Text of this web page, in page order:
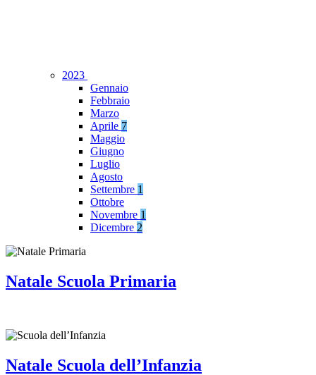
2023
Gennaio
Febbraio
Marzo
Aprile 7
Maggio
Giugno
Luglio
Agosto
Settembre 1
Ottobre
Novembre 1
Dicembre 2
Natale Scuola Primaria
Natale Scuola dell’Infanzia